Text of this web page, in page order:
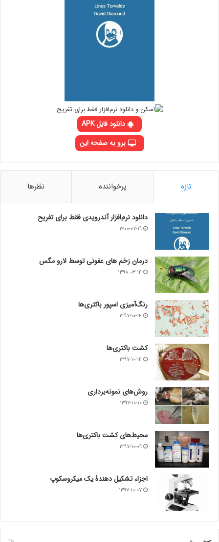
دانلود فایل APK
برو به صفحه این
تازه پرخواننده نظرها
دانلود نرم‌افزار آندرویدی فقط برای تفریح
۱۴۰۰-۰۷-۱۹
درمان زخم های عفونی توسط لارو مگس
۱۳۹۸-۰۳-۱۴
رنگ‌آمیزی اسپور باکتری‌ها
۱۳۹۷-۱۰-۱۴
کشت باکتری‌ها
۱۳۹۷-۱۰-۱۴
روش‌های نمونه‌برداری
۱۳۹۷-۱۰-۱۰
محیط‌های کشت باکتری‌ها
۱۳۹۷-۱۰-۰۹
اجزاء تشکیل دهندۀ یک میکروسکوپ
۱۳۹۷-۱۰-۰۷